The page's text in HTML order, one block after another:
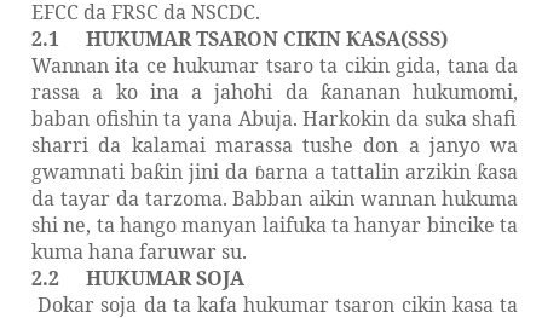
EFCC da FRSC da NSCDC.
2.1
HUKUMAR TSARON CIKIN ƘASA(SSS)
Wannan ita ce hukumar tsaro ta cikin gida, tana da
rassa a ko ina a jahohi da ƙanananhukumomi,
baban ofishin ta yana Abuja. Harkokin da suka shafi
sharri da kalamai marassa tushe don a janyo wa
gwamnati baƙin jini da ɓarna a tattalin arzikin ƙasa
da tayar da tarzoma. Babban aikin wannan hukuma
shi ne, ta hango manyan laifuka ta hanyar bincike ta
kuma hana faruwar su.
2.2
HUKUMAR SOJA
Dokar soja da ta kafa hukumar tsaron cikin kasa ta